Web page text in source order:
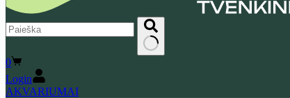
No
results
Shopping
cart
0
Login
AKVARIUMAI